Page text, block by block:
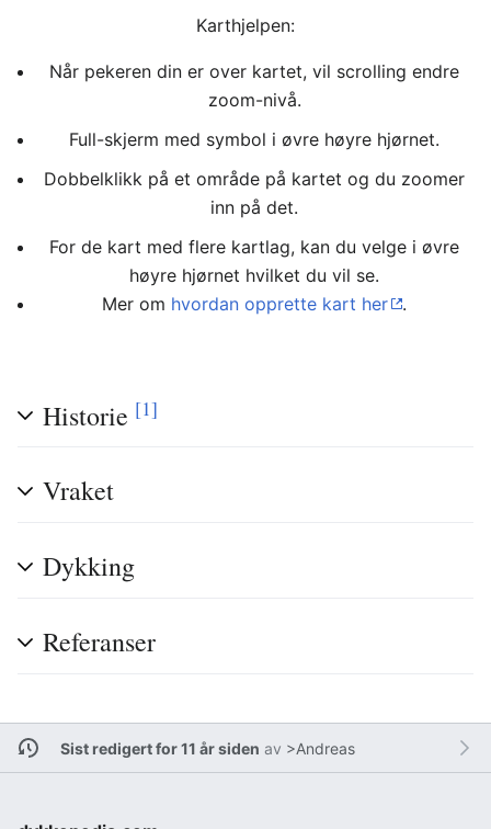
Karthjelpen:
Når pekeren din er over kartet, vil scrolling endre
zoom-nivå.
Full-skjerm med symbol i øvre høyre hjørnet.
Dobbelklikk på et område på kartet og du zoomer
inn på det.
For de kart med flere kartlag, kan du velge i øvre
høyre hjørnet hvilket du vil se.
Mer om hvordan opprette kart her .
Historie [1]
Vraket
Dykking
Referanser
Sist redigert for 11 år siden av >Andreas